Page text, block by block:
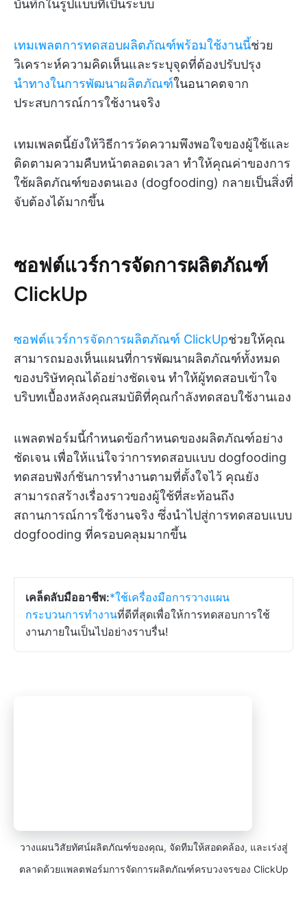
บันทึกในรูปแบบที่เป็นระบบ
เทมเพลตการทดสอบผลิตภัณฑ์พร้อมใช้งานนี้ช่วย
วิเคราะห์ความคิดเห็นและระบุจุดที่ต้องปรับปรุง
นำทางในการพัฒนาผลิตภัณฑ์ในอนาคตจาก
ประสบการณ์การใช้งานจริง
เทมเพลตนี้ยังให้วิธีการวัดความพึงพอใจของผู้ใช้และ
ติดตามความคืบหน้าตลอดเวลา ทำให้คุณค่าของการ
ใช้ผลิตภัณฑ์ของตนเอง (dogfooding) กลายเป็นสิ่งที่
จับต้องได้มากขึ้น
ซอฟต์แวร์การจัดการผลิตภัณฑ์
ClickUp
ซอฟต์แวร์การจัดการผลิตภัณฑ์ ClickUpช่วยให้คุณ
สามารถมองเห็นแผนที่การพัฒนาผลิตภัณฑ์ทั้งหมด
ของบริษัทคุณได้อย่างชัดเจน ทำให้ผู้ทดสอบเข้าใจ
บริบทเบื้องหลังคุณสมบัติที่คุณกำลังทดสอบใช้งานเอง
แพลตฟอร์มนี้กำหนดข้อกำหนดของผลิตภัณฑ์อย่าง
ชัดเจน เพื่อให้แน่ใจว่าการทดสอบแบบ dogfooding
ทดสอบฟังก์ชันการทำงานตามที่ตั้งใจไว้ คุณยัง
สามารถสร้างเรื่องราวของผู้ใช้ที่สะท้อนถึง
สถานการณ์การใช้งานจริง ซึ่งนำไปสู่การทดสอบแบบ
dogfooding ที่ครอบคลุมมากขึ้น
เคล็ดลับมืออาชีพ:*ใช้เครื่องมือการวางแผน
กระบวนการทำงานที่ดีที่สุดเพื่อให้การทดสอบการใช้
งานภายในเป็นไปอย่างราบรื่น!
วางแผนวิสัยทัศน์ผลิตภัณฑ์ของคุณ, จัดทีมให้สอดคล้อง, และเร่งสู่
ตลาดด้วยแพลตฟอร์มการจัดการผลิตภัณฑ์ครบวงจรของ ClickUp